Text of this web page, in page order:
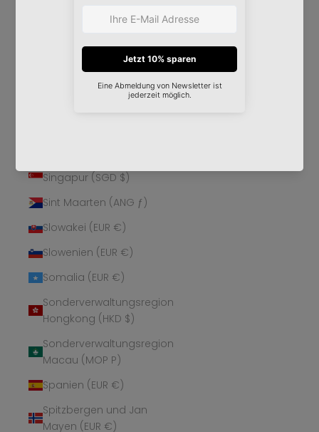
Schweiz (CHF CHF)
Senegal (XOF Fr)
Seychellen (EUR €)
Singapur (SGD $)
Sint Maarten (ANG ƒ)
Slowakei (EUR €)
Slowenien (EUR €)
Somalia (EUR €)
Sonderverwaltungsregion
Hongkong (HKD $)
Sonderverwaltungsregion
Macau (MOP P)
Spanien (EUR €)
Spitzbergen und Jan
Mayen (EUR €)